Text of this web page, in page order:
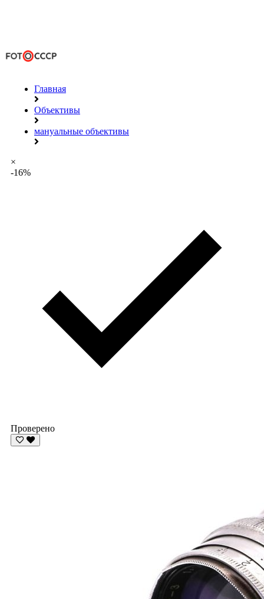
Главная
Объективы
мануальные объективы
×
-16%
Проверено